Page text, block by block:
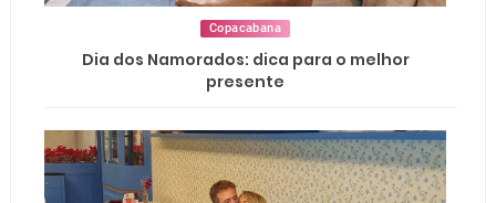
Copacabana
Dia dos Namorados: dica para o melhor
presente